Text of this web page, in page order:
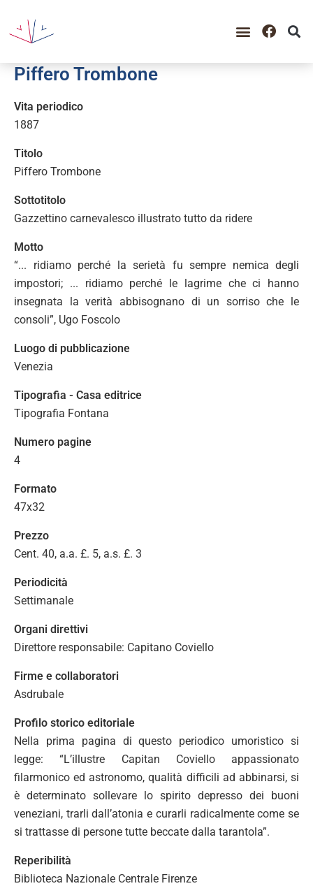
Piffero Trombone
Vita periodico
1887
Titolo
Piffero Trombone
Sottotitolo
Gazzettino carnevalesco illustrato tutto da ridere
Motto
“... ridiamo perché la serietà fu sempre nemica degli
impostori; ... ridiamo perché le lagrime che ci hanno
insegnata la verità abbisognano di un sorriso che le
consoli”, Ugo Foscolo
Luogo di pubblicazione
Venezia
Tipografia - Casa editrice
Tipografia Fontana
Numero pagine
4
Formato
47x32
Prezzo
Cent. 40, a.a. £. 5, a.s. £. 3
Periodicità
Settimanale
Organi direttivi
Direttore responsabile: Capitano Coviello
Firme e collaboratori
Asdrubale
Profilo storico editoriale
Nella prima pagina di questo periodico umoristico si
legge: “L’illustre Capitan Coviello appassionato
filarmonico ed astronomo, qualità difficili ad abbinarsi, si
è determinato sollevare lo spirito depresso dei buoni
veneziani, trarli dall’atonia e curarli radicalmente come se
si trattasse di persone tutte beccate dalla tarantola”.
Reperibilità
Biblioteca Nazionale Centrale Firenze